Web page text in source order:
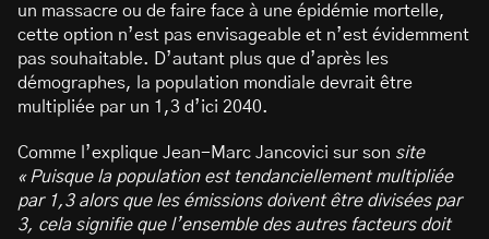
un massacre ou de faire face à une épidémie mortelle,
cette option n’est pas envisageable et n’est évidemment
pas souhaitable. D’autant plus que d’après les
démographes, la population mondiale devrait être
multipliée par un 1,3 d’ici 2040.
Comme l’explique Jean-Marc Jancovici sur son site
« Puisque la population est tendanciellement multipliée
par 1,3 alors que les émissions doivent être divisées par
3, cela signifie que l’ensemble des autres facteurs doit